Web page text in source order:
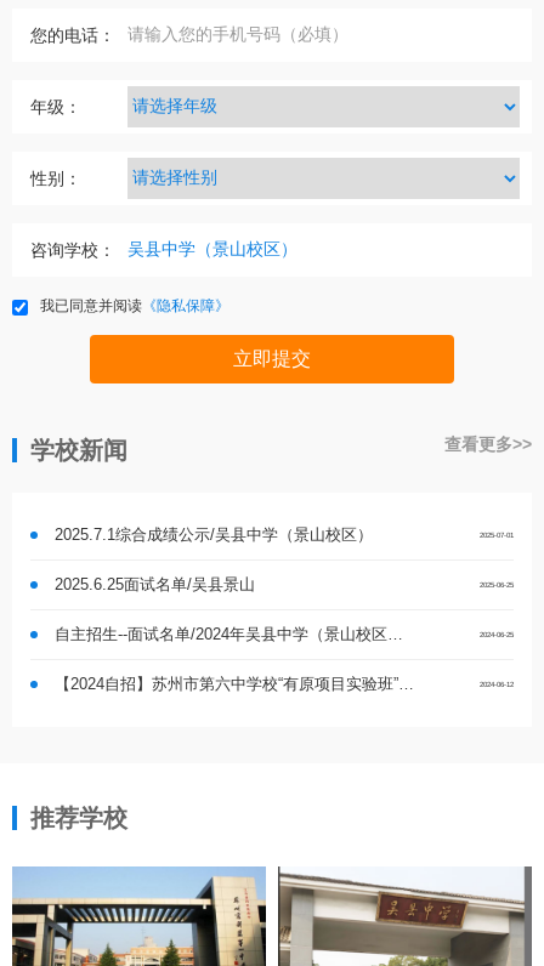
您的电话：
年级：
性别：
咨询学校：
我已同意并阅读 《隐私保障》
立即提交
学校新闻 查看更多>>
2025.7.1综合成绩公示/吴县中学（景山校区） 2025-07-01
2025.6.25面试名单/吴县景山 2025-06-25
2024-06-25
2024-06-12
推荐学校